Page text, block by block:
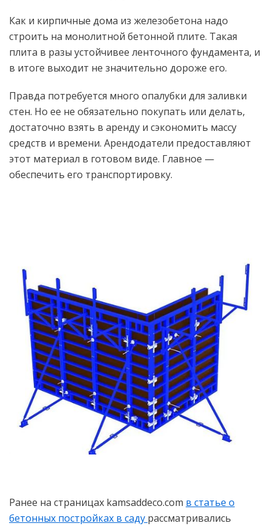
Как и кирпичные дома из железобетона надо
строить на монолитной бетонной плите. Такая
плита в разы устойчивее ленточного фундамента, и
в итоге выходит не значительно дороже его.
Правда потребуется много опалубки для заливки
стен. Но ее не обязательно покупать или делать,
достаточно взять в аренду и сэкономить массу
средств и времени. Арендодатели предоставляют
этот материал в готовом виде. Главное —
обеспечить его транспортировку.
Ранее на страницах kamsaddeco.com в статье о
бетонных постройках в саду рассматривались